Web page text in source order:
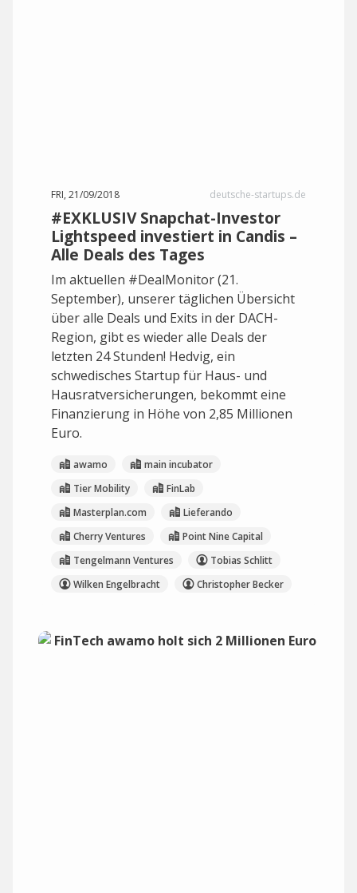
FRI, 21/09/2018 deutsche-startups.de
#EXKLUSIV Snapchat-Investor
Lightspeed investiert in Candis –
Alle Deals des Tages
Im aktuellen #DealMonitor (21.
September), unserer täglichen Übersicht
über alle Deals und Exits in der DACH-
Region, gibt es wieder alle Deals der
letzten 24 Stunden! Hedvig, ein
schwedisches Startup für Haus- und
Hausratversicherungen, bekommt eine
Finanzierung in Höhe von 2,85 Millionen
Euro.
awamo
main incubator
Tier Mobility
FinLab
Masterplan.com
Lieferando
Cherry Ventures
Point Nine Capital
Tengelmann Ventures
Tobias Schlitt
Wilken Engelbracht
Christopher Becker